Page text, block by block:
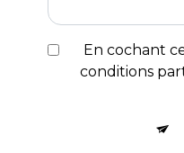
En cochant
conditions